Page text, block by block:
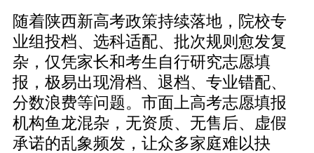
随着陕西新高考政策持续落地，院校专
业组投档、选科适配、批次规则愈发复
杂，仅凭家长和考生自行研究志愿填
报，极易出现滑档、退档、专业错配、
分数浪费等问题。市面上高考志愿填报
机构鱼龙混杂，无资质、无售后、虚假
承诺的乱象频发，让众多家庭难以抉